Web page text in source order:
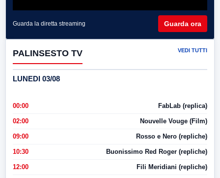
Guarda la diretta streaming Guarda ora
PALINSESTO TV VEDI TUTTI
LUNEDI 03/08
00:00 FabLab (replica)
02:00 Nouvelle Vouge (Film)
09:00 Rosso e Nero (repliche)
10:30 Buonissimo Red Roger (repliche)
12:00 Fili Meridiani (repliche)